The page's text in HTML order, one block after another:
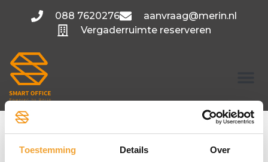
Toestemming Details Over
088 7620276
aanvraag@merin.nl
Vergaderruimte reserveren
Polarisavenue 0.12-
0.13